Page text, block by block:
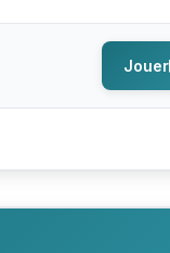
Jouer